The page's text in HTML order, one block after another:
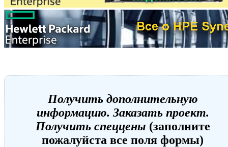
Получить дополнительную
информацию. Заказать проект.
Получить спеццены (заполните
пожалуйста все поля формы)